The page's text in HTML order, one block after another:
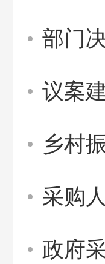
部门
议案
乡村
采购
政府